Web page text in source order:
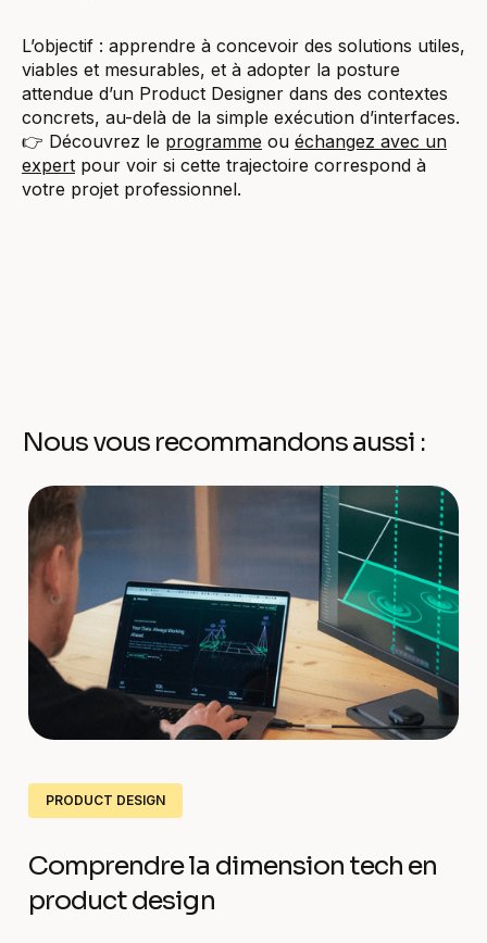
L’objectif : apprendre à concevoir des solutions utiles,
viables et mesurables, et à adopter la posture
attendue d’un Product Designer dans des contextes
concrets, au-delà de la simple exécution d’interfaces.
👉 Découvrez le programme ou échangez avec un
expert pour voir si cette trajectoire correspond à
votre projet professionnel.
Nous vous recommandons aussi :
PRODUCT DESIGN
Comprendre la dimension tech en
product design